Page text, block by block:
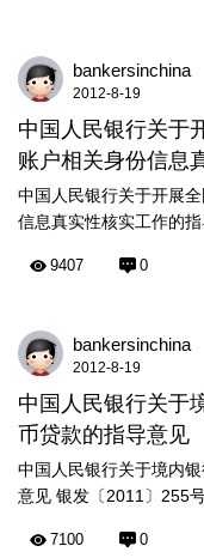
bankersinchina
2012-8-19
中国人民银行关于
账户相关身份信息
中国人民银行关于开展
信息真实性核实工作的指
9407 0
bankersinchina
2012-8-19
中国人民银行关于
币贷款的指导意见
中国人民银行关于境内
意见 银发〔2011〕255
7100 0